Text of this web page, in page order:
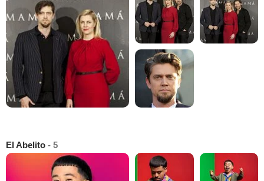
El Abelito - 5